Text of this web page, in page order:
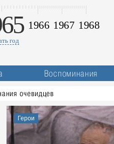
1966 1967 1968
год
Воспоминания
очевидцев
Герои